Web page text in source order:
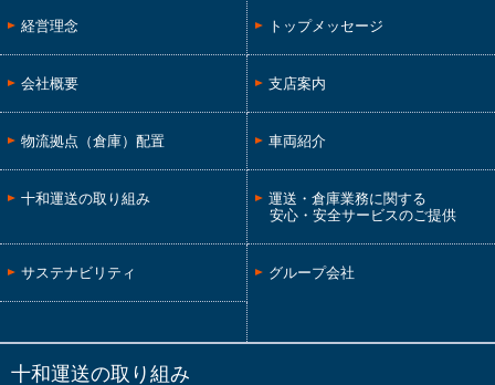
経営理念 トップメッセージ
会社概要 支店案内
物流拠点（倉庫）配置 車両紹介
十和運送の取り組み
運送・倉庫業務に関する
安心・安全サービスのご提供
サステナビリティ グループ会社
十和運送の取り組み